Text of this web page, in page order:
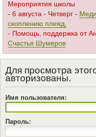
Мероприятия школы
- 6 августа - Четверг -
скоплению плеяд,
- Помощь, поддержка от
Счастья Шумеров
Для просмотра
авторизованы.
Имя пользователя:
Пароль: